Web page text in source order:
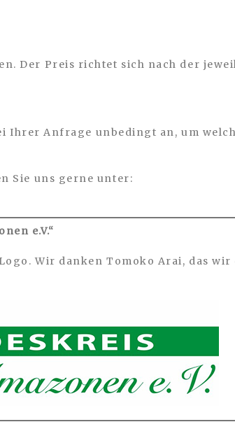
Der Preis richtet sich nach der
Ihrer Anfrage unbedingt an, um
Sie uns gerne unter:
e.V.“
Wir danken Tomoko Arai, das wir